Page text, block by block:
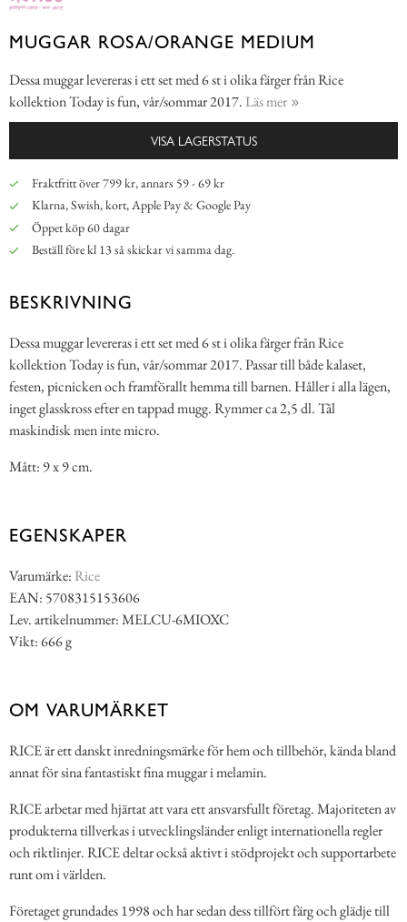
MUGGAR ROSA/ORANGE MEDIUM
Dessa muggar levereras i ett set med 6 st i olika färger från Rice
kollektion Today is fun, vår/sommar 2017. Läs mer
VISA LAGERSTATUS
Fraktfritt över 799 kr, annars 59 - 69 kr
Klarna, Swish, kort, Apple Pay & Google Pay
Öppet köp 60 dagar
Beställ före kl 13 så skickar vi samma dag.
BESKRIVNING
Dessa muggar levereras i ett set med 6 st i olika färger från Rice
kollektion Today is fun, vår/sommar 2017. Passar till både kalaset,
festen, picnicken och framförallt hemma till barnen. Håller i alla lägen,
inget glasskross efter en tappad mugg. Rymmer ca 2,5 dl. Tål
maskindisk men inte micro.
Mått: 9 x 9 cm.
EGENSKAPER
Varumärke: Rice
EAN: 5708315153606
Lev. artikelnummer: MELCU-6MIOXC
Vikt: 666 g
OM VARUMÄRKET
RICE är ett danskt inredningsmärke för hem och tillbehör, kända bland
annat för sina fantastiskt fina muggar i melamin.
RICE arbetar med hjärtat att vara ett ansvarsfullt företag. Majoriteten av
produkterna tillverkas i utvecklingsländer enligt internationella regler
och riktlinjer. RICE deltar också aktivt i stödprojekt och supportarbete
runt om i världen.
Företaget grundades 1998 och har sedan dess tillfört färg och glädje till